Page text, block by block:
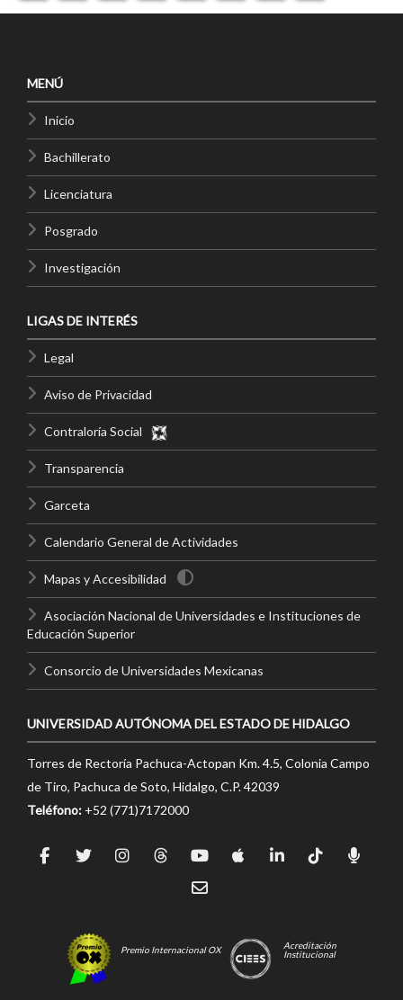
MENÚ
Inicio
Bachillerato
Licenciatura
Posgrado
Investigación
LIGAS DE INTERÉS
Legal
Aviso de Privacidad
Contraloría Social
Transparencia
Garceta
Calendario General de Actividades
Mapas y Accesibilidad
Asociación Nacional de Universidades e Instituciones de
Educación Superior
Consorcio de Universidades Mexicanas
UNIVERSIDAD AUTÓNOMA DEL ESTADO DE HIDALGO
Torres de Rectoría Pachuca-Actopan Km. 4.5, Colonia Campo
de Tiro, Pachuca de Soto, Hidalgo, C.P. 42039
Teléfono: +52 (771)7172000
Premio Internacional OX
Acreditación
Institucional